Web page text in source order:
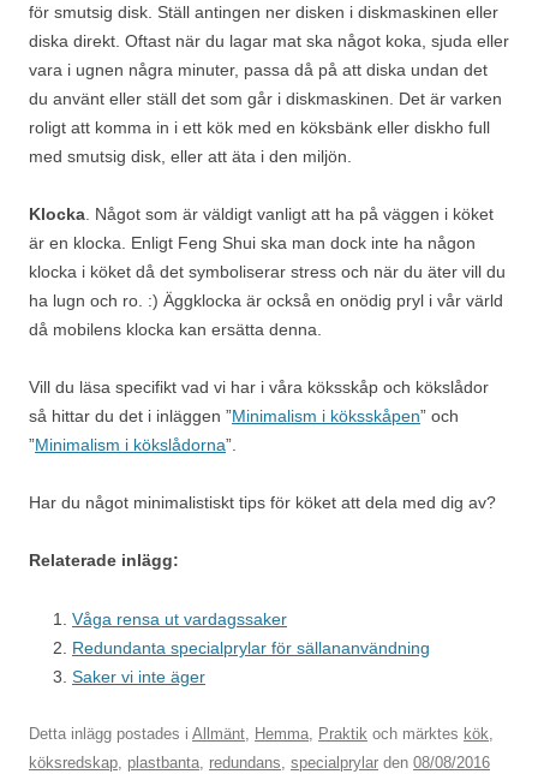
för smutsig disk. Ställ antingen ner disken i diskmaskinen eller
diska direkt. Oftast när du lagar mat ska något koka, sjuda eller
vara i ugnen några minuter, passa då på att diska undan det
du använt eller ställ det som går i diskmaskinen. Det är varken
roligt att komma in i ett kök med en köksbänk eller diskho full
med smutsig disk, eller att äta i den miljön.
Klocka . Något som är väldigt vanligt att ha på väggen i köket
är en klocka. Enligt Feng Shui ska man dock inte ha någon
klocka i köket då det symboliserar stress och när du äter vill du
ha lugn och ro. :) Äggklocka är också en onödig pryl i vår värld
då mobilens klocka kan ersätta denna.
Vill du läsa specifikt vad vi har i våra köksskåp och kökslådor
så hittar du det i inläggen ”Minimalism i köksskåpen” och
”Minimalism i kökslådorna”.
Har du något minimalistiskt tips för köket att dela med dig av?
Relaterade inlägg:
Våga rensa ut vardagssaker
Redundanta specialprylar för sällananvändning
Saker vi inte äger
Detta inlägg postades i Allmänt Hemma Praktik och märktes kök
köksredskap plastbanta redundans specialprylar den 08/08/2016